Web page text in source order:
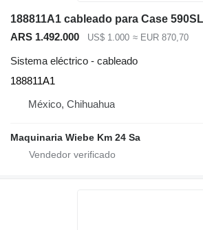
188811A1 cableado para Case
ARS 1.492.000
US$ 1.000 ≈ EUR 870,70
Sistema eléctrico - cableado
188811A1
México, Chihuahua
Maquinaria Wiebe Km 24 Sa